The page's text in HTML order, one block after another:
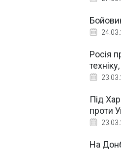
Росія
Під
проти
На